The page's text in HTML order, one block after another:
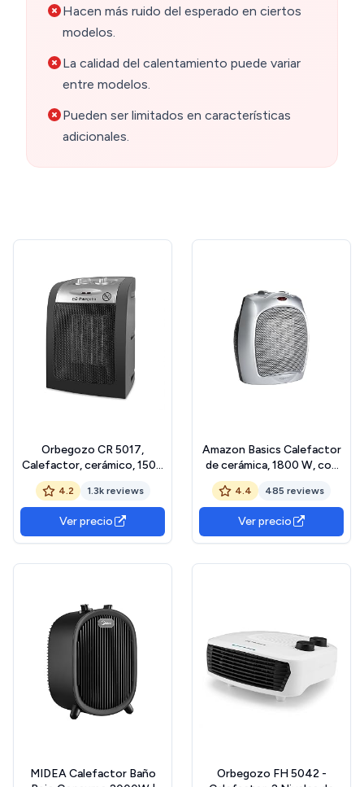
Hacen más ruido del esperado en ciertos
modelos.
La calidad del calentamiento puede variar
entre modelos.
Pueden ser limitados en características
adicionales.
Orbegozo CR 5017,
Calefactor, cerámico, 1500
W,2 niveles de potencia,
termostato regulable,
sistema de protección
contra
sobrecalentamiento, luz de
4.2 1.3k reviews
Ver precio
Amazon Basics Calefactor
de cerámica, 1800 W, con
termostato ajustable,
Plateado
4.4 485 reviews
Ver precio
MIDEA Calefactor Baño
Orbegozo FH 5042 -